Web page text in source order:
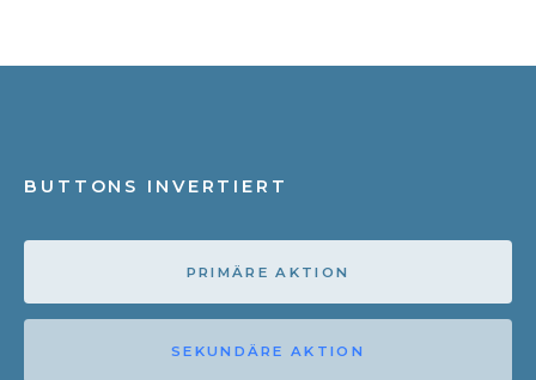
BUTTONS INVERTIERT
PRIMÄRE AKTION
SEKUNDÄRE AKTION